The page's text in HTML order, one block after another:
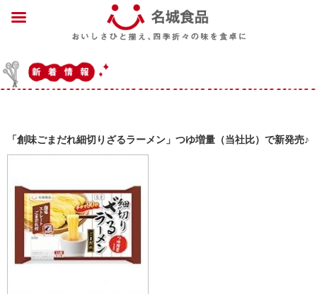
「創味ごまだれ細切りざるラーメン」つゆ増量（当社比）で新発売♪